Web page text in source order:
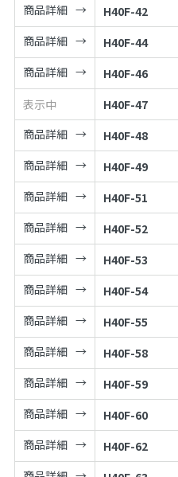
商品詳細
H40F-42
商品詳細
H40F-44
商品詳細
H40F-46
表示中
H40F-47
商品詳細
H40F-48
商品詳細
H40F-49
商品詳細
H40F-51
商品詳細
H40F-52
商品詳細
H40F-53
商品詳細
H40F-54
商品詳細
H40F-55
商品詳細
H40F-58
商品詳細
H40F-59
商品詳細
H40F-60
商品詳細
H40F-62